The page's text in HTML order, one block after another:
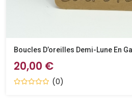
Boucles D’oreilles Demi-Lune En
20,00 €
(0)